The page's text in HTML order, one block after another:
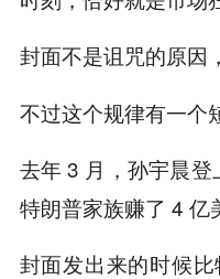
封面不是诅咒的原因
不过这个规律有一个
去年 3 月，孙宇晨
特朗普家族赚了 4 亿
封面发出来的时候